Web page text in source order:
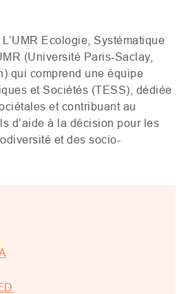
L’UMR Ecologie, Systématique
(Université Paris-Saclay,
qui comprend une équipe
et Sociétés (TESS), dédiée
et contribuant au
d’aide à la décision pour les
et des socio-